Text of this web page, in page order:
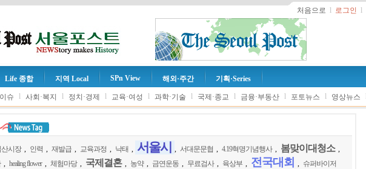
처음으로 l 로그인 l
Life 종합 지역 Local SPn View 해외·주간 기획·Series
슈 l 사회·복지 l 정치·경제 l 교육·여성 l 과학·기술 l 국제·종교 l 금융·부동산 l 포토뉴스 l 영상뉴스
산시장 인력 재발급 교육과정 낙태 서울시 서대문문협 4.19혁명기념행사 봄맞이대청소
healing flower 체험마당 국제결혼 농약 금연운동 무료검사 육상부 전국대회 슈퍼바이저